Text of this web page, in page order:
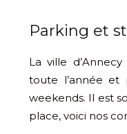
Parking et
La ville
toute l’année et
weekends. Il est
place, voici nos